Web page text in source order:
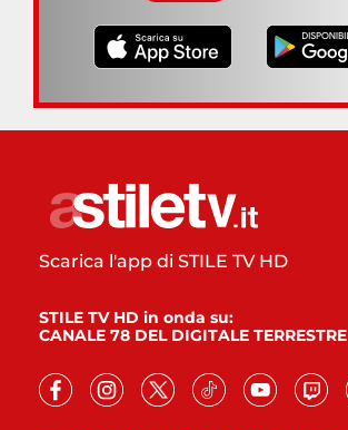
Scarica l'app di STILE TV HD
STILE TV HD in onda su:
CANALE 78 DEL DIGITALE TERRESTRE